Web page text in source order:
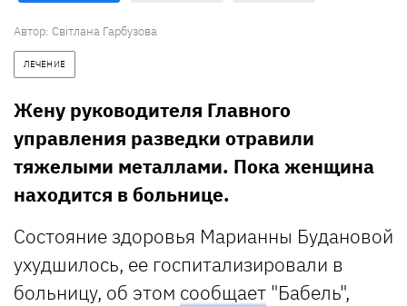
Автор: Світлана Гарбузова
ЛЕЧЕНИЕ
Жену руководителя Главного
управления разведки отравили
тяжелыми металлами. Пока женщина
находится в больнице.
Состояние здоровья Марианны Будановой
ухудшилось, ее госпитализировали в
больницу, об этом сообщает "Бабель",